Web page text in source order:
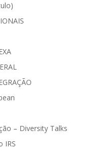
– Diversity Talks
IRS